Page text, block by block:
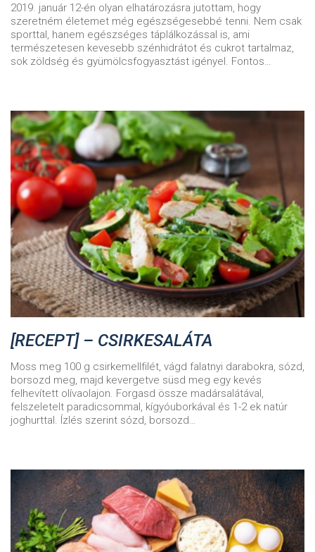
2019. január 12-én olyan elhatározásra jutottam, hogy
szeretném életemet még egészségesebbé tenni. Nem csak
sporttal, hanem egészséges táplálkozással is, ami
természetesen kevesebb szénhidrátot és cukrot tartalmaz,
sok zöldség és gyümölcsfogyasztást igényel. Fontos…
[RECEPT] – CSIRKESALÁTA
Moss meg 100 g csirkemellfilét, vágd falatnyi darabokra, sózd,
borsozd meg, majd kevergetve süsd meg egy kevés
felhevített olívaolajon. Forgasd össze madársalátával,
felszeletelt paradicsommal, kígyóuborkával és 1-2 ek natúr
joghurttal. Ízlés szerint sózd, borsozd…